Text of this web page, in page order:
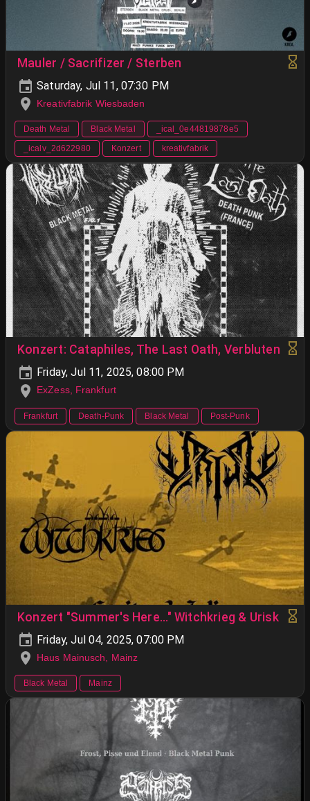
Mauler / Sacrifizer / Sterben
Saturday, Jul 11, 07:30 PM
Kreativfabrik Wiesbaden
Death Metal Black Metal
_ical_0e44819878e5
_icalv_2d622980
Konzert kreativfabrik
Konzert: Cataphiles, The Last Oath, Verbluten
Friday, Jul 11, 2025, 08:00 PM
ExZess, Frankfurt
Frankfurt Death-Punk Black Metal Post-Punk
Konzert "Summer's Here..." Witchkrieg & Urisk
Friday, Jul 04, 2025, 07:00 PM
Haus Mainusch, Mainz
Black Metal Mainz